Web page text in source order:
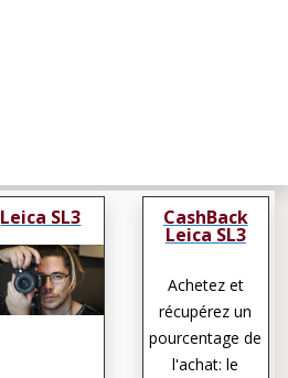
Leica SL3 CashBack
Leica SL3
Achetez et
récupérez un
pourcentage de
l'achat: le